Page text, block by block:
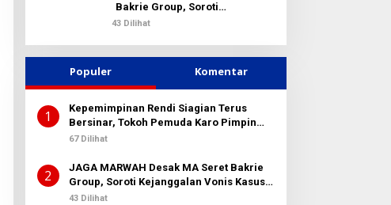
Bakrie Group, Soroti
Kejanggalan Vonis Kasus PET
43 Dilihat
Populer Komentar
1
Kepemimpinan Rendi Siagian Terus
Bersinar, Tokoh Pemuda Karo Pimpin
PKN MJA Kota Medan
67 Dilihat
2
JAGA MARWAH Desak MA Seret Bakrie
Group, Soroti Kejanggalan Vonis Kasus
PET
43 Dilihat